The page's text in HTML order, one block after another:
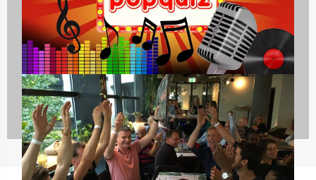
Quizzes
732 uitjes